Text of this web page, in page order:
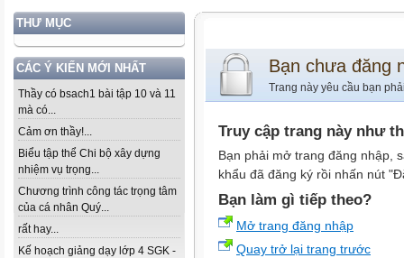
THƯ MỤC
CÁC Ý KIẾN MỚI NHẤT
Thầy có bsach1 bài tập 10 và 11
mà có...
Cảm ơn thầy!...
Biểu tập thể Chi bộ xây dựng
nhiệm vụ trọng...
Chương trình công tác trọng tâm
của cá nhân Quý...
rất hay...
Kế hoạch giảng dạy lớp 4 SGK -
Bạn chưa đăng
Trang này yêu cầu bạn
Truy cập trang này như
Bạn phải mở trang đăng nhập,
khẩu đã đăng ký rồi nhấn nút
Bạn làm gì tiếp theo?
Mở trang đăng nhập
Quay trở lại trang trước